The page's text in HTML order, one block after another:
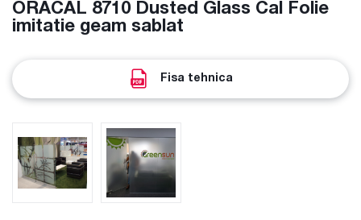
ORACAL 8710 Dusted Glass Cal Folie
imitatie geam sablat
Fisa tehnica